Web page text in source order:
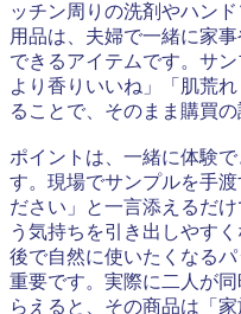
ッチン周りの洗剤やハン
用品は、夫婦で一緒に家
できるアイテムです。サ
より香りいいね」「肌荒
ることで、そのまま購買
ポイントは、一緒に体験
す。現場でサンプルを手
ださい」と一言添えるだ
う気持ちを引き出しやす
後で自然に使いたくなる
重要です。実際に二人が
らえると、その商品は「